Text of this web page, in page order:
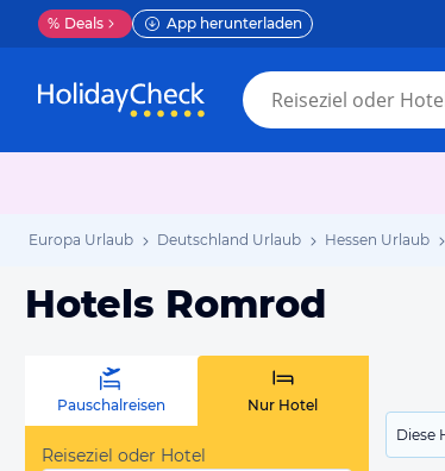
% Deals App herunterladen
Europa Urlaub Deutschland Urlaub Hessen Urlaub
Hotels Romrod
Diese
Pauschalreisen Nur Hotel
Reiseziel oder Hotel